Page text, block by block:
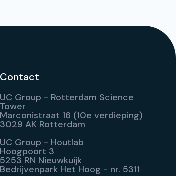
Contact
UC Group - Rotterdam Science
Tower
Marconistraat 16 (10e verdieping)
3029 AK Rotterdam
UC Group - Houtlab
Hoogpoort 3
5253 RN Nieuwkuijk
Bedrijvenpark Het Hoog - nr. 5311